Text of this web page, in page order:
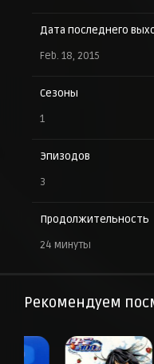
Дата последнего
Feb. 18, 2015
Сезоны
1
Эпизодов
3
Продолжительность
24 минуты
Рекомендуем